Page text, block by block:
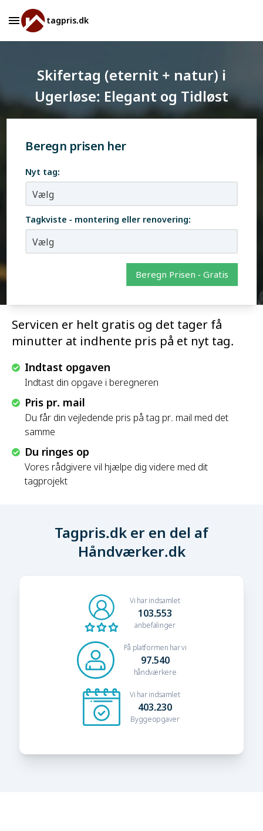
tagpris.dk
Skifertag (eternit + natur) i
Ugerløse: Elegant og Tidløst
Servicen er helt gratis og det tager få
minutter at indhente pris på et nyt tag.
Indtast opgaven
Indtast din opgave i beregneren
Pris pr. mail
Du får din vejledende pris på tag pr. mail med det
samme
Du ringes op
Vores rådgivere vil hjælpe dig videre med dit
tagprojekt
Beregn prisen her
Nyt tag:
Tagkviste - montering eller renovering:
Beregn Prisen - Gratis
Tagpris.dk er en del af
Håndværker.dk
Vi har indsamlet
103.553
anbefalinger
På platformen har vi
97.540
håndværkere
Vi har indsamlet
403.230
Byggeopgaver